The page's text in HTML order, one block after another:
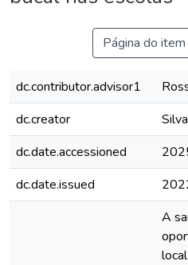
Página do
dc.contributor.advisor1
dc.creator
dc.date.accessioned
dc.date.issued
A